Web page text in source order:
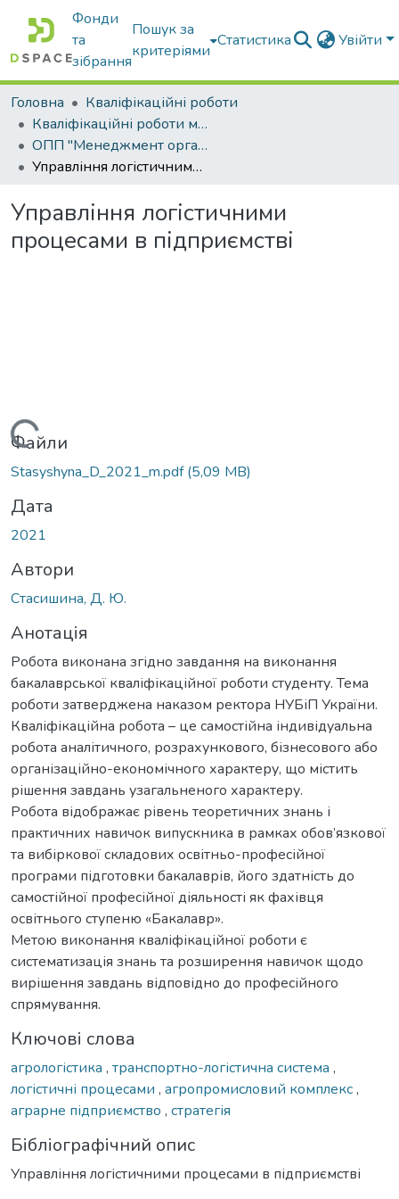
Фонди
та
зібрання
Пошук за
критеріями
Статистика Увійти
Головна
Кваліфікаційні роботи
Кваліфікаційні роботи магістрів
ОПП "Менеджмент організацій і адміністрування"
Управління логістичними процесами в підприємстві
Управління логістичними
процесами в підприємстві
Вантажиться...
Файли
Stasyshyna_D_2021_m.pdf(5,09 MB)
Дата
2021
Автори
Стасишина, Д. Ю.
Анотація
Робота виконана згідно завдання на виконання
бакалаврської кваліфікаційної роботи студенту. Тема
роботи затверджена наказом ректора НУБіП України.
Кваліфікаційна робота – це самостійна індивідуальна
робота аналітичного, розрахункового, бізнесового або
організаційно-економічного характеру, що містить
рішення завдань узагальненого характеру.
Робота відображає рівень теоретичних знань і
практичних навичок випускника в рамках обов’язкової
та вибіркової складових освітньо-професійної
програми підготовки бакалаврів, його здатність до
самостійної професійної діяльності як фахівця
освітнього ступеню «Бакалавр».
Метою виконання кваліфікаційної роботи є
систематизація знань та розширення навичок щодо
вирішення завдань відповідно до професійного
спрямування.
Ключові слова
агрологістика , транспортно-логістична система ,
логістичні процесами , агропромисловий комплекс,
аграрне підприємство , стратегія
Бібліографічний опис
Управління логістичними процесами в підприємстві